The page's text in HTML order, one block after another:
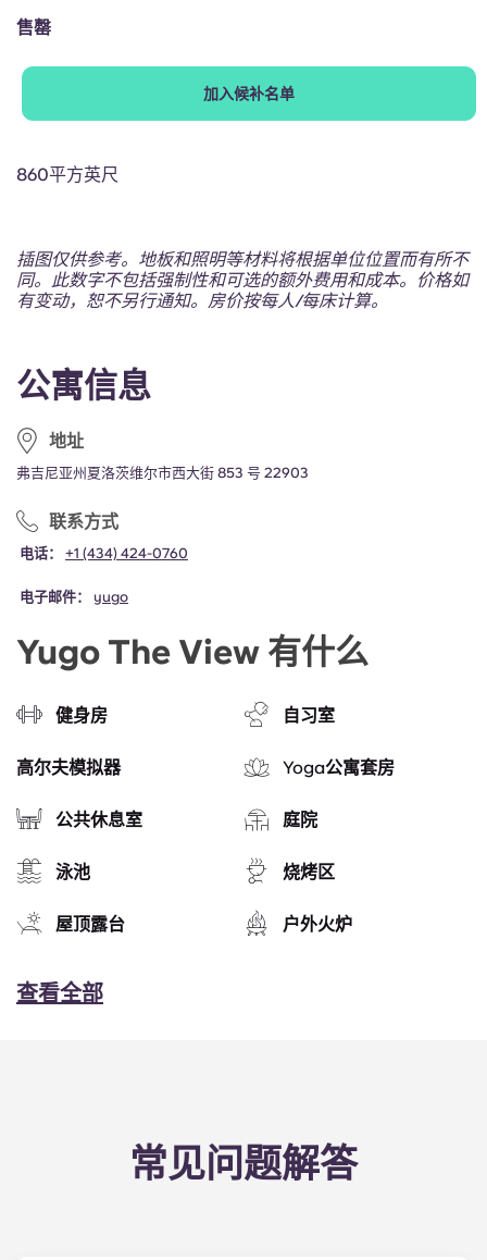
Portuguese
公寓信息
地址
弗吉尼亚州夏洛茨维尔市西大街 853 号 22903
联系方式
电话： +1 (434) 424-0760
电子邮件： yugo
Yugo The View 有什么
健身房 自习室
高尔夫模拟器 Yoga公寓套房
公共休息室 庭院
泳池 烧烤区
屋顶露台 户外火炉
查看全部
售罄
加入候补名单
860平方英尺
插图仅供参考。地板和照明等材料将根据单位位置而有所不
同。此数字不包括强制性和可选的额外费用和成本。价格如
有变动，恕不另行通知。房价按每人/每床计算。
常见问题解答